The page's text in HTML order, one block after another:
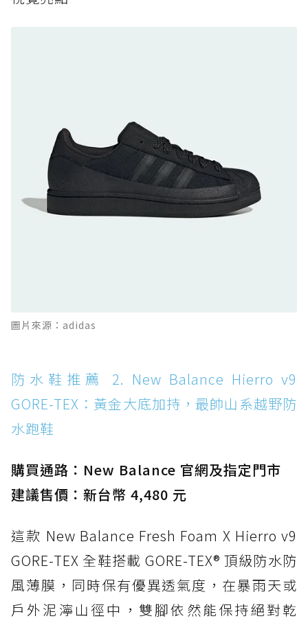
防水鞋推薦 10. PUMA Voyage NITRO™ 4
GORE-TEX：氮氣中底注入，回彈與防滑兼具的
全天候越野跑鞋
防水鞋推薦 11. On Cloudhorizon 2 WP：腳
感軟彈、搭載 Missiongrip™ 的防水輕越野鞋
Boot：馬汀首款雨靴登場，經典八孔加上全防
防水鞋推薦 14. SKECHERS BADGER
WATERPROOF：一踩即穿懶人神器！搭載固特
異大底與全防水厚底健走鞋
防水鞋推薦 15. Brooks Cascadia 19 GTX：注
圖片來源：adidas
防水鞋推薦 2. New Balance Hierro v9
GORE-TEX：黃金大底加持，最帥山系越野防
水跑鞋
購買通路：New Balance 官網及指定門市
建議售價：新台幣 4,480 元
這款 New Balance Fresh Foam X Hierro v9
GORE-TEX 全鞋搭載 GORE-TEX® 頂級防水防
風薄膜，同時保有優異透氣度，在暴雨天或
戶外泥濘山徑中，雙腳依然能保持絕對乾